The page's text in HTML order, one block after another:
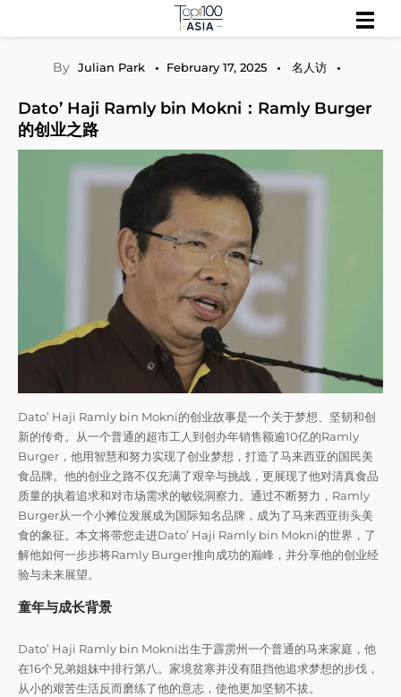
to
By Julian Park February 17, 2025 名人访
Dato’ Haji Ramly bin Mokni：Ramly Burger
的创业之路
Dato’ Haji Ramly bin Mokni的创业故事是一个关于梦想、坚韧和创
新的传奇。从一个普通的超市工人到创办年销售额逾10亿的Ramly
Burger，他用智慧和努力实现了创业梦想，打造了马来西亚的国民美
食品牌。他的创业之路不仅充满了艰辛与挑战，更展现了他对清真食品
质量的执着追求和对市场需求的敏锐洞察力。通过不断努力，Ramly
Burger从一个小摊位发展成为国际知名品牌，成为了马来西亚街头美
食的象征。本文将带您走进Dato’ Haji Ramly bin Mokni的世界，了
解他如何一步步将Ramly Burger推向成功的巅峰，并分享他的创业经
验与未来展望。
童年与成长背景
Dato’ Haji Ramly bin Mokni出生于霹雳州一个普通的马来家庭，他
在16个兄弟姐妹中排行第八。家境贫寒并没有阻挡他追求梦想的步伐，
从小的艰苦生活反而磨练了他的意志，使他更加坚韧不拔。